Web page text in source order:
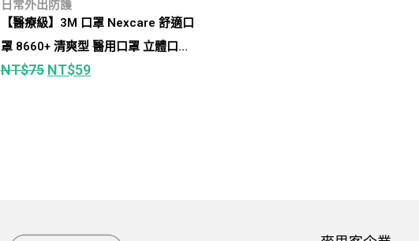
日常外出防護
【醫療級】3M 口罩 Nexcare 舒適口
罩 8660+ 清爽型 醫用口罩 立體口罩
5入/包
NT$75 NT$59